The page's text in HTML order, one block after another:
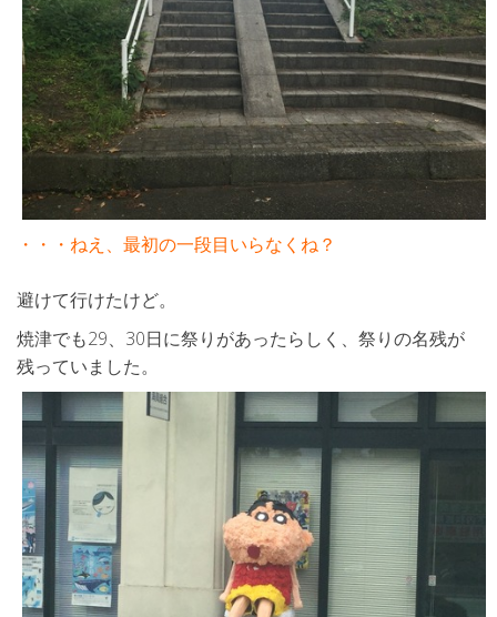
・・・ねえ、最初の一段目いらなくね？
避けて行けたけど。
焼津でも29、30日に祭りがあったらしく、祭りの名残が
残っていました。